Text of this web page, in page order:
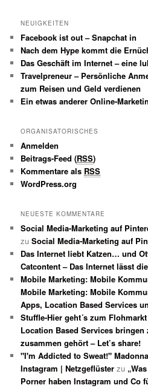
NEUIGKEITEN
Facebook ist out – Snapchat in
Nach dem Hype kommt die
Das Geschäft im Internet – eine
Travelpreneur – Persönliche
zum Reisen und Geld verdienen
Ein etwas anderer Online-
ORGANISATORISCHES
Anmelden
Beitrags-Feed (RSS)
Kommentare als RSS
WordPress.org
NEUESTE KOMMENTARE
Social Media-Marketing auf
zuSocial Media-Marketing auf
Das Internet liebt Katzen… und
Catcontent – Das Internet lässt
Mobile Marketing: Mobile
Mobile Marketing: Mobile
Apps, Location Based Services
Stuffle-Hier geht´s zum
Location Based Services bringen
zusammen gehört – Let’s share!
"I'm Addicted to Sweat!"
Instagram | Netzgeflüster zu
Porner haben Instagram und Co